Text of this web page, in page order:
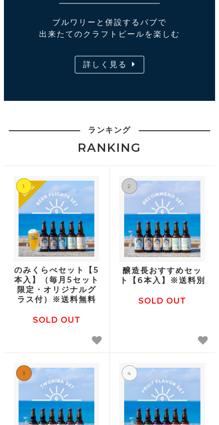
ブルワリーと併設するパブで
出来たてのクラフトビールを楽しむ
詳しく見る
ランキング
RANKING
1
のみくらべセット【5
本入】（毎月5セット
限定・オリジナルグ
ラス付）※送料無料
SOLD OUT
2
醸造長おすすめセッ
ト【6本入】※送料別
SOLD OUT
3 4